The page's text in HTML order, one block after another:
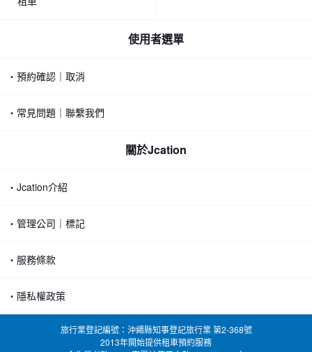
使用者選單
・預約確認｜取消
・常見問題｜聯繫我們
關於Jcation
・Jcation介紹
・管理公司｜標記
・服務條款
・隱私權政策
旅行業登記編號：沖繩縣知事登記旅行業 第2-368號
2013年開始提供租車預約服務